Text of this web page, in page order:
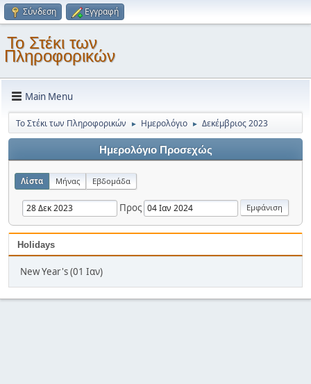
Σύνδεση Εγγραφή
Το Στέκι των
Πληροφορικών
Main Menu
Το Στέκι των Πληροφορικών ► Ημερολόγιο ► Δεκέμβριος 2023
Ημερολόγιο Προσεχώς
Λίστα Μήνας Εβδομάδα
Προς
Holidays
New Year's (01 Ιαν)